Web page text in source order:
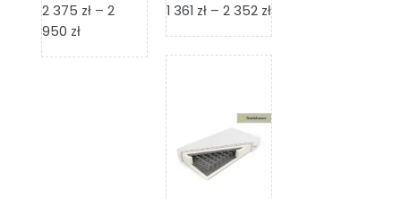
2 375 zł – 2
950 złZakres
1 361 zł – 2 352 złZakres
cen:
od
1
361 zł
do
2
352 zł